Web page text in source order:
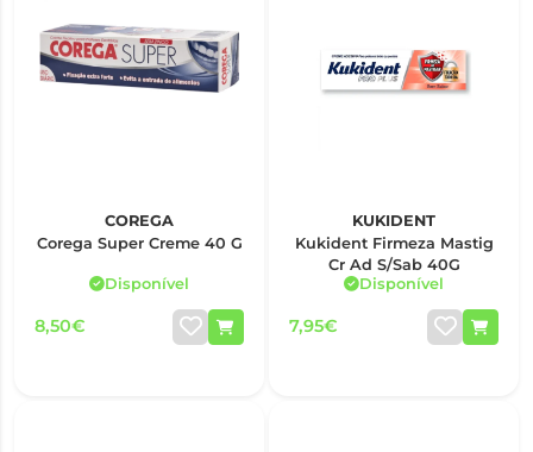
COREGA
Corega Super Creme 40 G
Disponível
8,50€
KUKIDENT
Kukident Firmeza Mastig
Cr Ad S/Sab 40G
Disponível
7,95€